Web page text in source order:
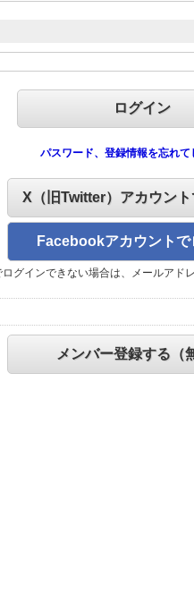
パスワード、登録情報を忘れて
X（旧Twitter）アカウン
Facebookアカウントで
グインできない場合は、メールアド
メンバー登録する（